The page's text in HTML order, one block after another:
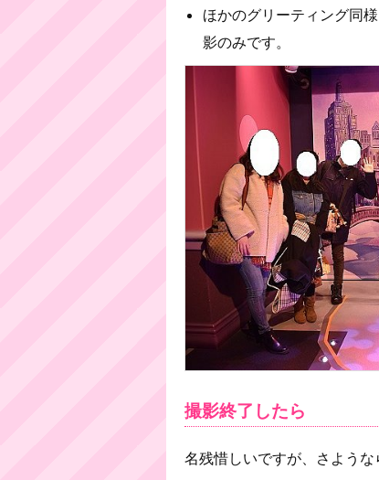
ほかのグリーティング同
影のみです。
撮影終了したら
名残惜しいですが、さような